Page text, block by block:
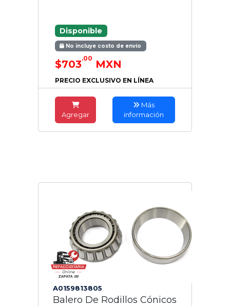
Disponible
No incluye costo de envío
$703.00 MXN
PRECIO EXCLUSIVO EN LÍNEA
Agregar
Más
información
A0159813805
Balero De Rodillos Cónicos